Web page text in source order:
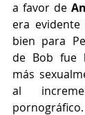
a favor de
era
bien para
de Bob fue
más
al